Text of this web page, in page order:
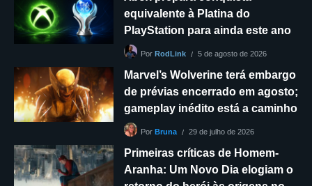
equivalente à Platina do
PlayStation para ainda este ano
Por RodLink 5 de agosto de 2026
Marvel’s Wolverine terá embargo
de prévias encerrado em agosto;
gameplay inédito está a caminho
Por Bruna 29 de julho de 2026
Primeiras críticas de Homem-
Aranha: Um Novo Dia elogiam o